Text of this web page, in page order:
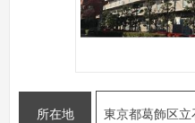
所在地 東京都葛飾区